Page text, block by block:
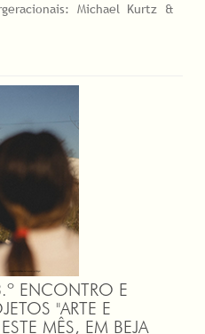
Michael Kurtz &
ENCONTRO E
"ARTE E
MÊS, EM BEJA